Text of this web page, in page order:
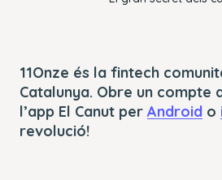
11Onze és la fintech
Catalunya. Obre un compte
l’app El Canut per Android o
revolució!